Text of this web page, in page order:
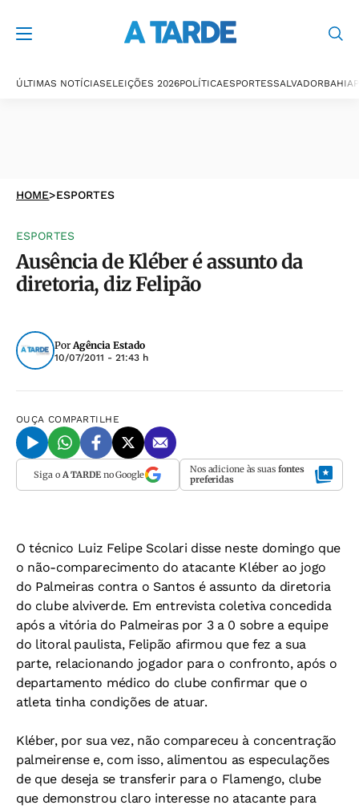
ÚLTIMAS NOTÍCIASELEIÇÕES 2026POLÍTICAESPORTESSALVADORBAHIA
HOME>ESPORTES
ESPORTES
Ausência de Kléber é assunto da
diretoria, diz Felipão
PorAgência Estado
10/07/2011 - 21:43 h
OUÇA COMPARTILHE
Siga o A TARDEno Google Nos adicione às suas fontes
preferidas
O técnico Luiz Felipe Scolari disse neste domingo que
o não-comparecimento do atacante Kléber ao jogo
do Palmeiras contra o Santos é assunto da diretoria
do clube alviverde. Em entrevista coletiva concedida
após a vitória do Palmeiras por 3 a 0 sobre a equipe
do litoral paulista, Felipão afirmou que fez a sua
parte, relacionando jogador para o confronto, após o
departamento médico do clube confirmar que o
atleta tinha condições de atuar.
Kléber, por sua vez, não compareceu à concentração
palmeirense e, com isso, alimentou as especulações
de que deseja se transferir para o Flamengo, clube
que demonstrou claro interesse no atacante para